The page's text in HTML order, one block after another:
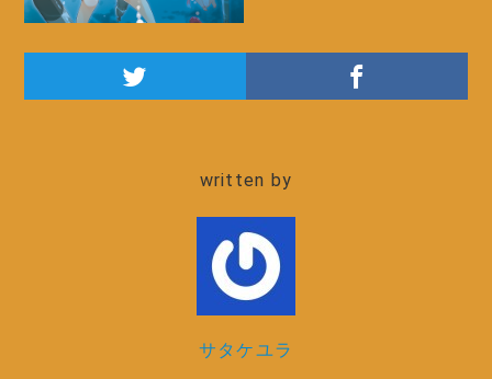
written by
サタケユラ